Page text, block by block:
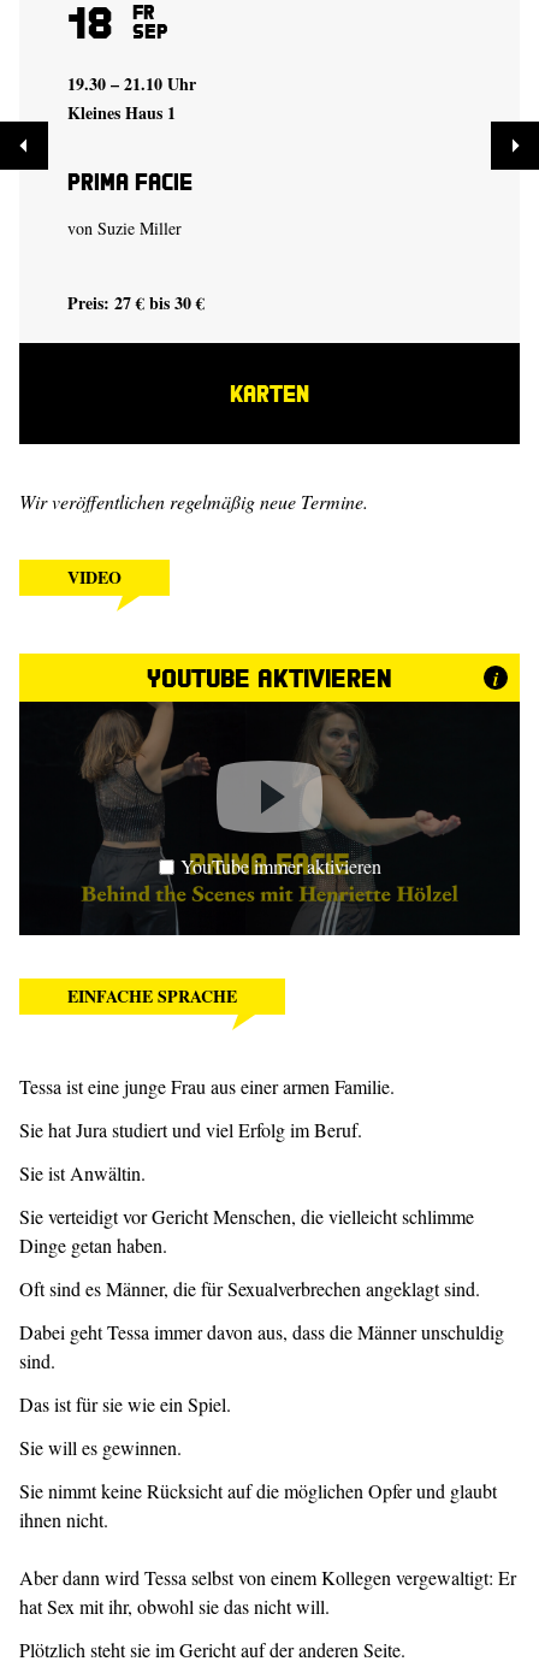
18 Fr
Sep
19.30 – 21.10 Uhr
Kleines Haus 1
Prima Facie
von Suzie Miller
Preis: 27 € bis 30 €
KARTEN
Wir veröffentlichen regelmäßig neue Termine.
VIDEO
YouTube aktivieren i
YouTube immer aktivieren
EINFACHE SPRACHE
Tessa ist eine junge Frau aus einer armen Familie.
Sie hat Jura studiert und viel Erfolg im Beruf.
Sie ist Anwältin.
Sie verteidigt vor Gericht Menschen, die vielleicht schlimme
Dinge getan haben.
Oft sind es Männer, die für Sexualverbrechen angeklagt sind.
Dabei geht Tessa immer davon aus, dass die Männer unschuldig
sind.
Das ist für sie wie ein Spiel.
Sie will es gewinnen.
Sie nimmt keine Rücksicht auf die möglichen Opfer und glaubt
ihnen nicht.
Aber dann wird Tessa selbst von einem Kollegen vergewaltigt: Er
hat Sex mit ihr, obwohl sie das nicht will.
Plötzlich steht sie im Gericht auf der anderen Seite.